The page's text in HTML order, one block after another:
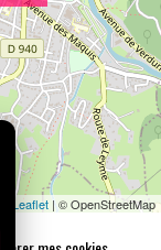
Leaflet | © OpenStreetMap